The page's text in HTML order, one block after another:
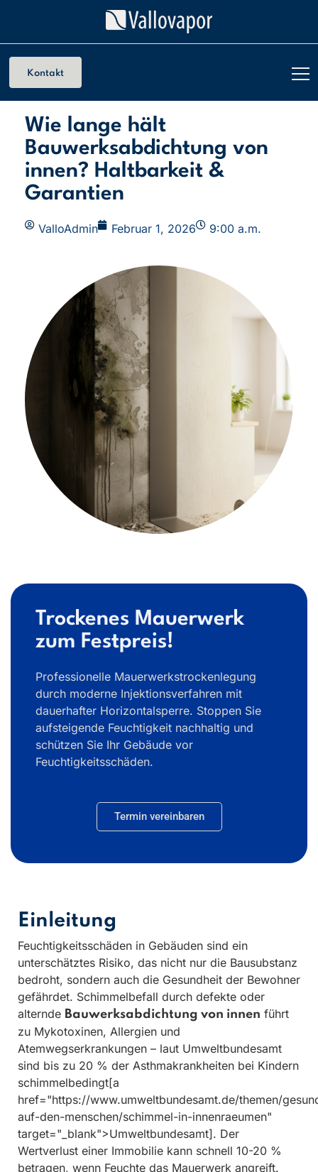
Kontakt
Wie lange hält
Bauwerksabdichtung von
innen? Haltbarkeit &
Garantien
ValloAdmin Februar 1, 2026 9:00 a.m.
Trockenes Mauerwerk
zum Festpreis!
Professionelle Mauerwerkstrockenlegung
durch moderne Injektionsverfahren mit
dauerhafter Horizontalsperre. Stoppen Sie
aufsteigende Feuchtigkeit nachhaltig und
schützen Sie Ihr Gebäude vor
Feuchtigkeitsschäden.
Termin vereinbaren
Einleitung
Feuchtigkeitsschäden in Gebäuden sind ein
unterschätztes Risiko, das nicht nur die Bausubstanz
bedroht, sondern auch die Gesundheit der Bewohner
gefährdet. Schimmelbefall durch defekte oder
alternde Bauwerksabdichtung von innen führt
zu Mykotoxinen, Allergien und
Atemwegserkrankungen – laut Umweltbundesamt
sind bis zu 20 % der Asthmakrankheiten bei Kindern
schimmelbedingt[a
href="https://www.umweltbundesamt.de/themen/
auf-den-menschen/schimmel-in-innenraeumen"
target="_blank">Umweltbundesamt]. Der
Wertverlust einer Immobilie kann schnell 10-20 %
betragen, wenn Feuchte das Mauerwerk angreift.